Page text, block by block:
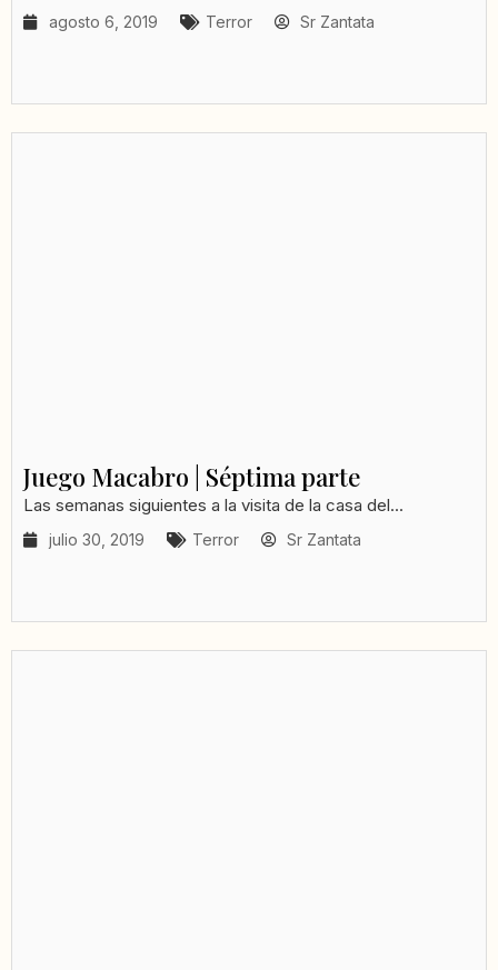
agosto 6, 2019 Terror Sr Zantata
Juego Macabro | Séptima parte
Las semanas siguientes a la visita de la casa del...
julio 30, 2019 Terror Sr Zantata